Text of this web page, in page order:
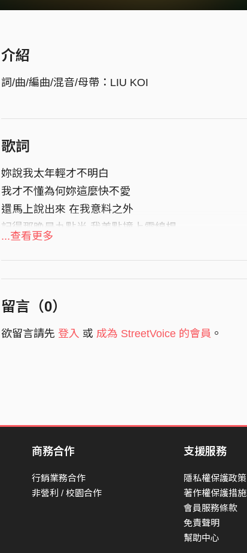
介紹
詞/曲/編曲/混音/母帶：LIU KOI
歌詞
妳說我太年輕才不明白
我才不懂為何妳這麼快不愛
還馬上說出來 在我意料之外
記得那晚是九點半 我差點撞上電線桿
妳的話像是冰雹重重砸在
我對妳完全的依賴
像妳一樣成熟 像妳一樣成熟
妳說我們要的愛情並不一樣
別像是妳還在乎我 會讓我迷失方向
...查看更多
留言（0）
欲留言請先 登入 或 成為 StreetVoice 的會員 。
商務合作
行銷業務合作
非營利 / 校園合作
支援服務
隱私權保護政策
著作權保護措施
會員服務條款
免責聲明
幫助中心